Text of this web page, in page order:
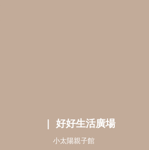
好好生活廣場
小太陽親子館